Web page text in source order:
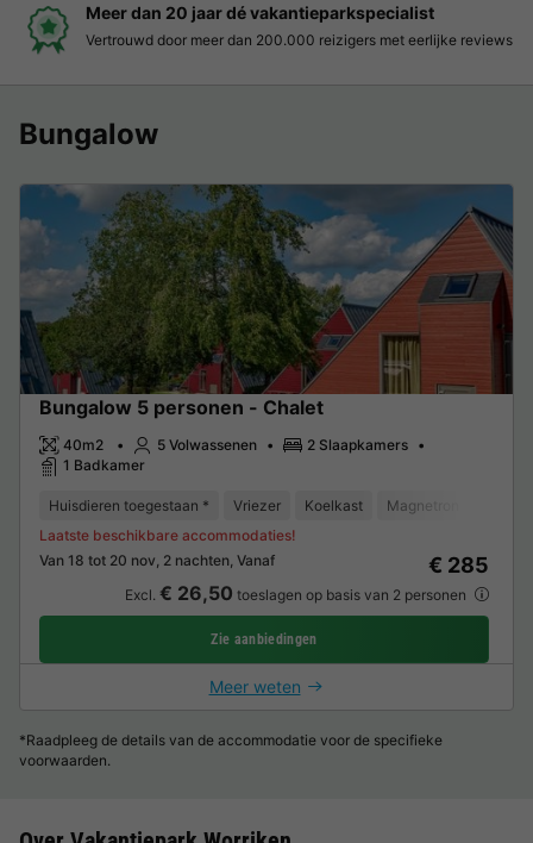
Meer dan 20 jaar dé vakantieparkspecialist
Vertrouwd door meer dan 200.000 reizigers met eerlijke reviews
Bungalow
Bungalow 5 personen - Chalet
40m2 5 Volwassenen
2 Slaapkamers
1 Badkamer
Huisdieren toegestaan * Vriezer Koelkast Magnetron
Van 18 tot 20 nov, 2 nachten, Vanaf
Laatste beschikbare accommodaties!
€ 285
Excl. € 26,50 toeslagen op basis van 2 personen
Zie aanbiedingen
Meer weten
*Raadpleeg de details van de accommodatie voor de specifieke
voorwaarden.